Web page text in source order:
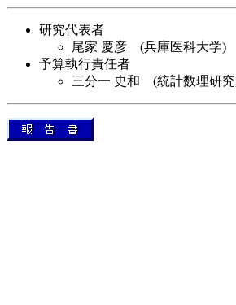
研究代表者
尾家 慶彦 (兵庫医科大学)
予算執行責任者
三分一 史和 (統計数理研